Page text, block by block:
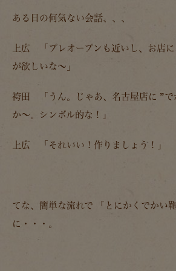
ある日の何気ない会話、、、
上広 「プレオープンも近いし、お店に
が欲しいな～」
袴田 「うん。じゃあ、名古屋店に ”で
か～。シンボル的な！」
上広 「それいい！作りましょう！」
てな、簡単な流れで 「とにかくでかい鞄
に・・・。